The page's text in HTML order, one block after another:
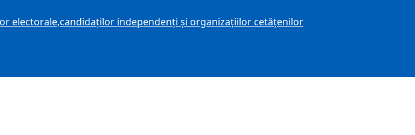
electorale,candidaților independenți și organizațiilor cetățenilor